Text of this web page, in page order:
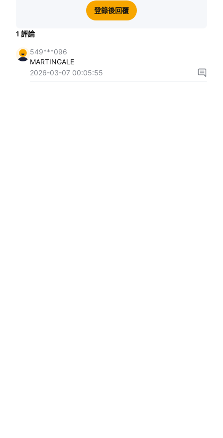
登錄後回覆
1 評論
549***096
MARTINGALE
2026-03-07 00:05:55